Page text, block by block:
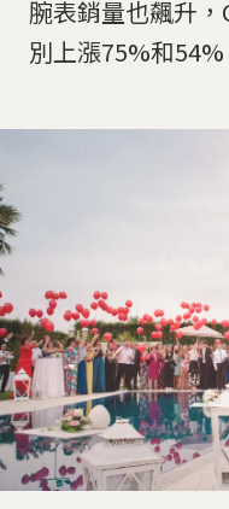
腕表銷量也飆升
別上漲75%和54%